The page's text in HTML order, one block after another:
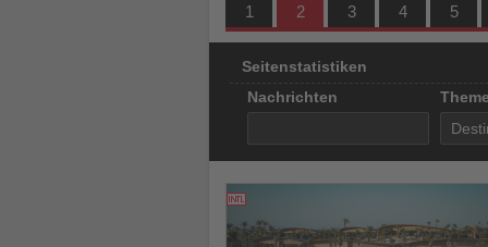
1 2 3 4 5
Seitenstatistiken
Nachrichten